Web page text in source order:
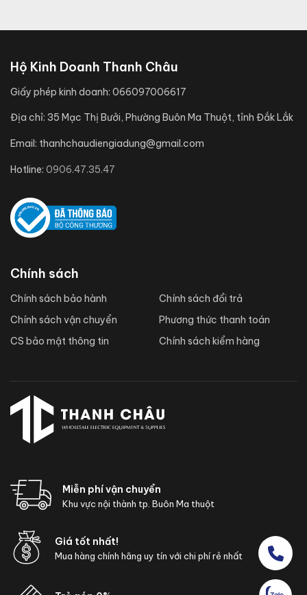
Hộ Kinh Doanh Thanh Châu
Giấy phép kinh doanh: 066097006617
Địa chỉ: 35 Mạc Thị Bưởi, Phường Buôn Ma Thuột, tỉnh Đắk Lắk
Email: thanhchaudiengiadung@gmail.com
Hotline: 0906.47.35.47
Chính sách
Chính sách bảo hành
Chính sách vận chuyển
CS bảo mật thông tin
Chính sách đổi trả
Phương thức thanh toán
Chính sách kiểm hàng
Miễn phí vận chuyển
Khu vực nội thành tp. Buôn Ma thuột
Giá tốt nhất!
Mua hàng chính hãng uy tín với chi phí rẻ nhất